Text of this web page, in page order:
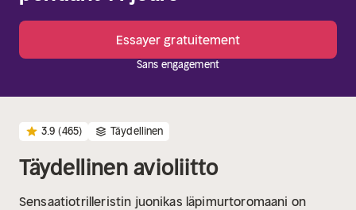
Essayer gratuitement
Sans engagement
3.9 (465) Täydellinen
Täydellinen avioliitto
Sensaatiotrilleristin juonikas läpimurtoromaani on